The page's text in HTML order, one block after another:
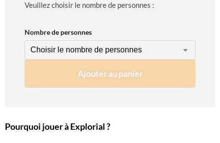
Veuillez choisir le nombre de personnes :
Nombre de personnes
Ajouter au panier
Pourquoi jouer à Explorial ?